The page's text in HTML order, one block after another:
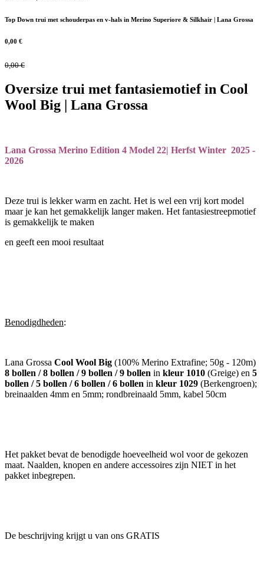
Top Down trui met schouderpas en v-hals in Merino Superiore & Silkhair | Lana Grossa
0,00 €
0,00€
Oversize trui met fantasiemotief in Cool
Wool Big | Lana Grossa
Lana Grossa Merino Edition 4 Model 22| Herfst Winter 2025 -
2026
Deze trui is lekker warm en zacht. Het is wel een vrij kort model
maar je kan het gemakkelijk langer maken. Het fantasiestreepmotief
is gemakkelijk te maken
en geeft een mooi resultaat
Benodigdheden:
Lana Grossa Cool Wool Big (100% Merino Extrafine; 50g - 120m)
8 bollen / 8 bollen / 9 bollen / 9 bollen in kleur 1010 (Greige) en 5
bollen / 5 bollen / 6 bollen / 6 bollen in kleur 1029 (Berkengroen);
breinaalden 4mm en 5mm; rondbreinaald 5mm, kabel 50cm
Het pakket bevat de benodigde hoeveelheid wol voor de gekozen
maat. Naalden, knopen en andere accessoires zijn NIET in het
pakket inbegrepen.
De beschrijving krijgt u van ons GRATIS